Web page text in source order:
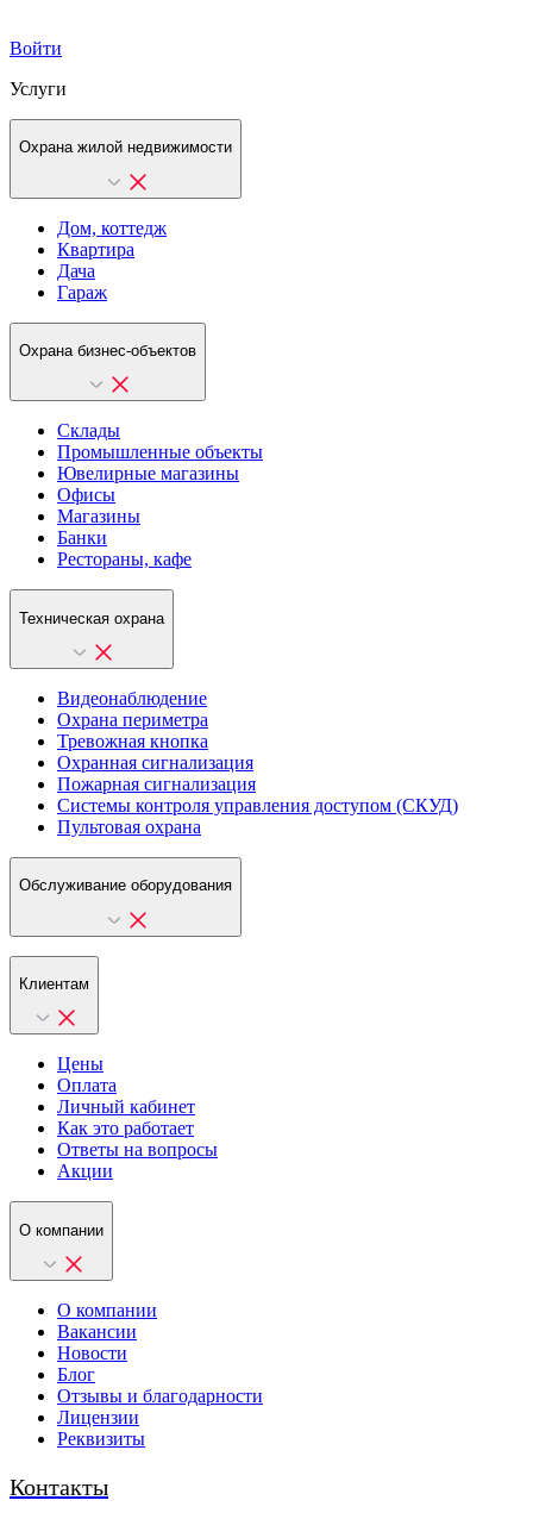
Войти
Услуги
Охрана жилой недвижимости
Дом, коттедж
Квартира
Дача
Гараж
Охрана бизнес-объектов
Склады
Промышленные объекты
Ювелирные магазины
Офисы
Магазины
Банки
Рестораны, кафе
Техническая охрана
Видеонаблюдение
Охрана периметра
Тревожная кнопка
Охранная сигнализация
Пожарная сигнализация
Системы контроля управления доступом (СКУД)
Пультовая охрана
Обслуживание оборудования
Клиентам
Цены
Оплата
Личный кабинет
Как это работает
Ответы на вопросы
Акции
О компании
О компании
Вакансии
Новости
Блог
Отзывы и благодарности
Лицензии
Реквизиты
Контакты